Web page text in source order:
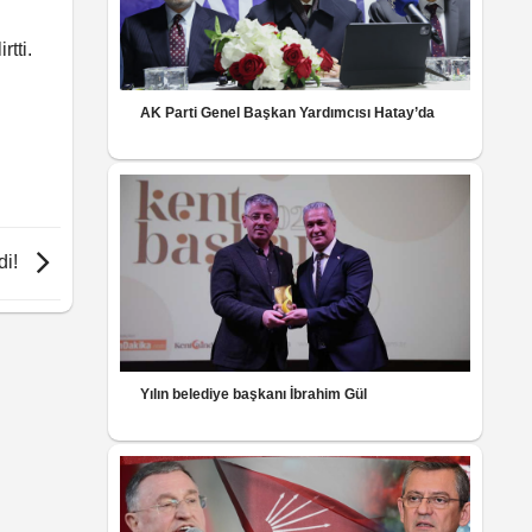
AK Parti Genel Başkan Yardımcısı Hatay’da
Yılın belediye başkanı İbrahim Gül